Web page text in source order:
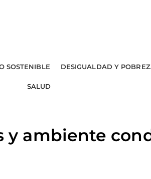
SOSTENIBLE DESIGUALDAD Y
SALUD
y ambiente